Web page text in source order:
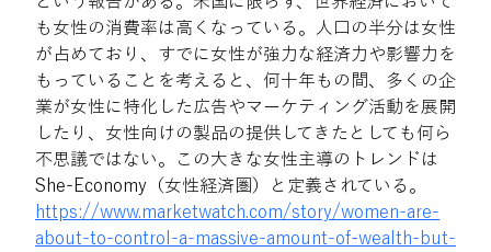
も女性の消費率は高くなっている。人口の半分は女性
が占めており、すでに女性が強力な経済力や影響力を
もっていることを考えると、何十年もの間、多くの企
業が女性に特化した広告やマーケティング活動を展開
したり、女性向けの製品の提供してきたとしても何ら
不思議ではない。この大きな女性主導のトレンドは
She-Economy（女性経済圏）と定義されている。
https://www.marketwatch.com/story/women-are-
about-to-control-a-massive-amount-of-wealth-but-